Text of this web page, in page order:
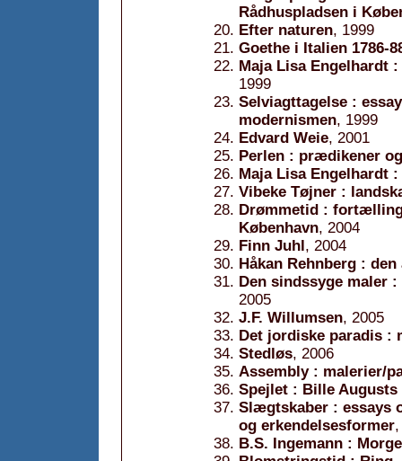
Rådhuspladsen i
Efter naturen, 1999
Goethe i Italien 1786-
Maja Lisa Engelhardt
1999
Selviagttagelse :
modernismen, 1999
Edvard Weie, 2001
Perlen : prædikener
Maja Lisa Engelhardt
Vibeke Tøjner :
Drømmetid :
København, 2004
Finn Juhl, 2004
Håkan Rehnberg :
Den sindssyge maler
2005
J.F. Willumsen, 2005
Det jordiske paradis :
Stedløs, 2006
Assembly : malerier/
Spejlet : Bille
Slægtskaber : essays
og erkendelsesformer
B.S. Ingemann :